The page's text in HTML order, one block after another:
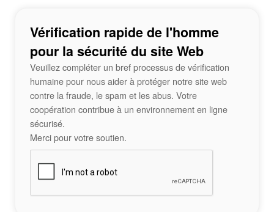
Vérification rapide de l'homme
pour la sécurité du site Web
Veuillez compléter un bref processus de vérification
humaine pour nous aider à protéger notre site web
contre la fraude, le spam et les abus. Votre
coopération contribue à un environnement en ligne
sécurisé.
Merci pour votre soutien.